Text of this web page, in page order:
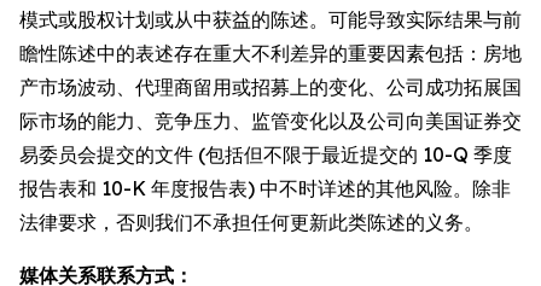
模式或股权计划或从中获益的陈述。可能导致实际结果与前
瞻性陈述中的表述存在重大不利差异的重要因素包括：房地
产市场波动、代理商留用或招募上的变化、公司成功拓展国
际市场的能力、竞争压力、监管变化以及公司向美国证券交
易委员会提交的文件 (包括但不限于最近提交的 10-Q 季度
报告表和 10-K 年度报告表) 中不时详述的其他风险。除非
法律要求，否则我们不承担任何更新此类陈述的义务。
媒体关系联系方式：